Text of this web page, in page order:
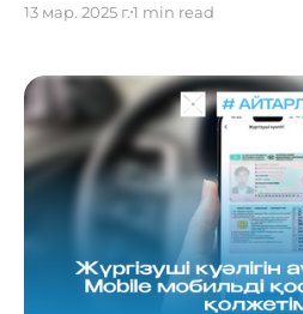
қосымшасында өткен
қорытындыларын шығарды. Бір апта
өткен сауалнамаға ел
астам қазақстандық
көрсеткендей, халық
белсенді пайдаланып қана
13 мар. 2025 г.1 min read